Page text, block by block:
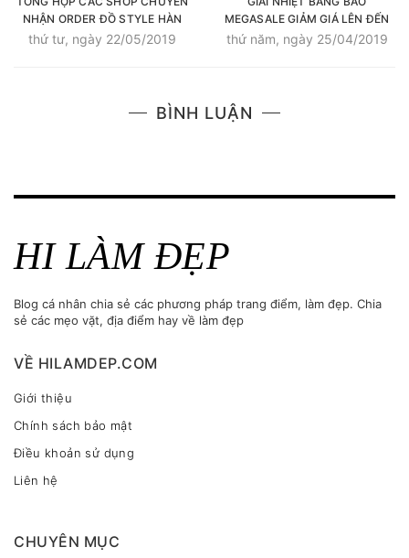
NHẬN ORDER ĐỒ STYLE HÀN
CỰC XINH
thứ tư, ngày 22/05/2019
MEGASALE GIẢM GIÁ LÊN ĐẾN
50%++ TẤT CẢ CÁC SẢN PHẨM
thứ năm, ngày 25/04/2019
BÌNH LUẬN
HI LÀM ĐẸP
Blog cá nhân chia sẻ các phương pháp trang điểm, làm đẹp. Chia
sẻ các mẹo vặt, địa điểm hay về làm đẹp
VỀ HILAMDEP.COM
Giới thiệu
Chính sách bảo mật
Điều khoản sử dụng
Liên hệ
CHUYÊN MỤC